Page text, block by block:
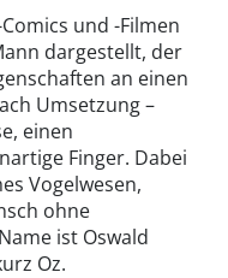
und -Filmen
dargestellt, der
an einen
Umsetzung –
einen
Finger. Dabei
Vogelwesen,
ohne
ist Oswald
Oz.